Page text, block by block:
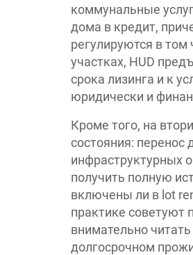
коммунальные
дома в кредит,
регулируются в
участках, HUD
срока лизинга и к
юридически и
Кроме того, на
состояния: перенос
инфраструктурных
получить полную
включены ли в lot
практике советуют
внимательно
долгосрочном